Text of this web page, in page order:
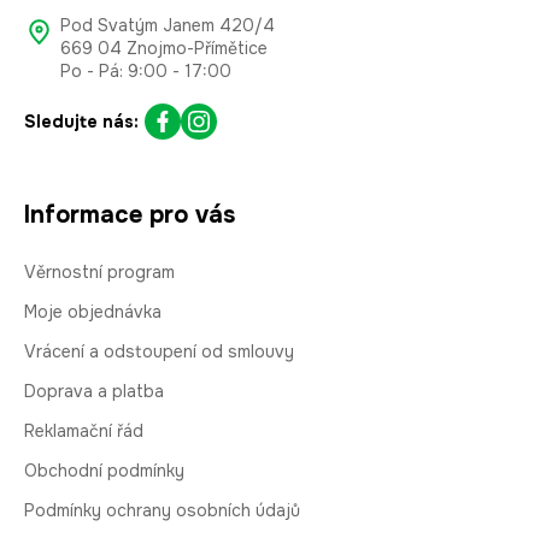
Pod Svatým Janem 420/4
669 04 Znojmo-Přímětice
Po - Pá: 9:00 - 17:00
Sledujte nás:
Informace pro vás
Věrnostní program
Moje objednávka
Vrácení a odstoupení od smlouvy
Doprava a platba
Reklamační řád
Obchodní podmínky
Podmínky ochrany osobních údajů